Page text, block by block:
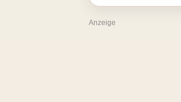
Anzeige